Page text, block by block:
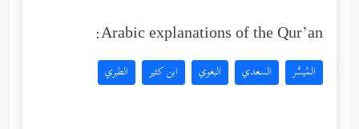
Arabic explanations of the Qur’an:
المُيسَّر السعدي البغوي ابن كثير الطبري